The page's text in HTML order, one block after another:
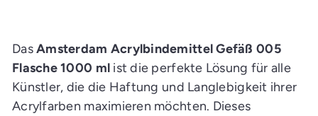
n
k
a
u
s
DasAmsterdam Acrylbindemittel Gefäß 005
Flasche 1000 ml ist die perfekte Lösung für alle
Künstler, die die Haftung und Langlebigkeit ihrer
Acrylfarben maximieren möchten. Dieses